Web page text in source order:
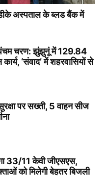
अस्पताल के ब्लड बैंक में
चरण: झुंझुनूं में 129.84
‘संवाद’ में शहरवासियों से
पर सख्ती, 5 वाहन सीज
33/11 केवी जीएसएस,
को मिलेगी बेहतर बिजली